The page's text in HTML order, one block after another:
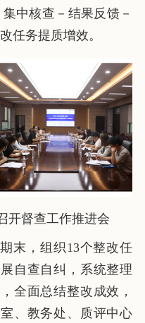
中核查－结果反馈－
任务提质增效。
开督查工作推进会
末，组织13个整改任
自查自纠，系统整理
全面总结整改成效，
、教务处、质评中心